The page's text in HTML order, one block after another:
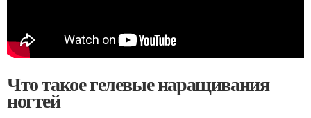
Что такое гелевые наращивания
ногтей